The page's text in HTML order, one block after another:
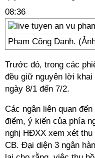
08:36
Phạm Công Danh.
Trước đó, trong các
đều giữ nguyên lời
ngày 8/1 đến 7/2.
Các ngân liên quan
điểm, ý kiến của phía
nghị HĐXX xem xét
CB. Đại diện 3 ngân